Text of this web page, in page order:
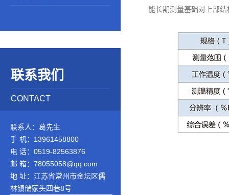
联系我们
CONTACT
联系人：葛先生
手 机：13961458800
电 话：0519-82563876
邮 箱：78055058@qq.com
地 址：江苏省常州市金坛区儒
林镇储家头四巷8号
能长期测量基础对上部